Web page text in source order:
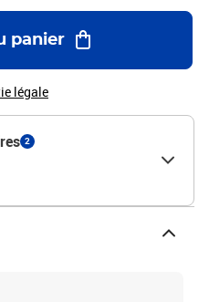
panier
légale
2